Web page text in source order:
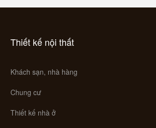
Thiết kế nội thất
Khách sạn, nhà hàng
Chung cư
Thiết kế nhà ở